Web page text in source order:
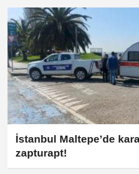
İstanbul Maltepe’de
zapturapt!